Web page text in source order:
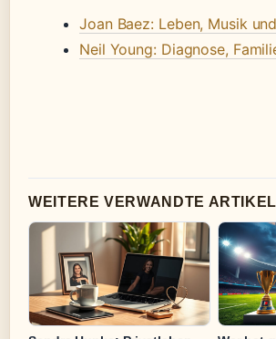
Joan Baez: Leben, Musik
Neil Young: Diagnose,
WEITERE VERWANDTE ARTIKEL